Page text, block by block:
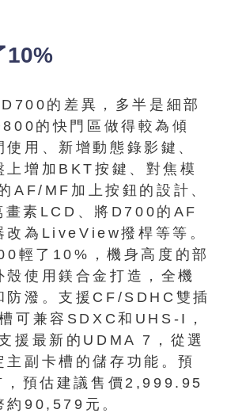
10%
的差異，多半是細部
的快門區做得較為傾
用、新增動態錄影鍵、
上增加BKT按鍵、對焦模
AF/MF加上按鈕的設計、
素LCD、將D700的AF
改為LiveView撥桿等等。
輕了10%，機身高度的部
殼使用鎂合金打造，全機
防潑。支援CF/SDHC雙插
可兼容SDXC和UHS-I，
援最新的UDMA 7，從選
主副卡槽的儲存功能。預
，預估建議售價2,999.95
約90,579元。